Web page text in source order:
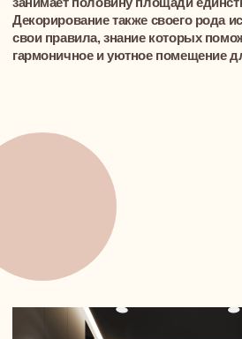
Это правило также распространяется на вещи, не
никакой функциональной нагрузки: картины,
статуэтки и другие произведения. Не имея никаких
функций, эти вещи, тем не менее несут эстетическое
удовлетворение хозяину квартиры.
Третье правило дизайна – соразмерность. Размеры
вещей в квартире должны соответствовать размеру
помещения. Поэтому такая информация, как
всей квартиры и каждой комнаты в отдельности,
предполагаемого освещения, строительные
К примеру, импортная суперсовременная стиральная
машина может занять половину ванной комнаты и